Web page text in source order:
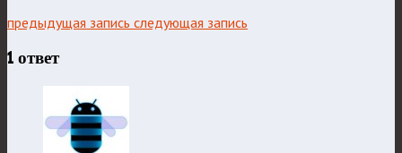
предыдущая запись следующая запись
1 ответ